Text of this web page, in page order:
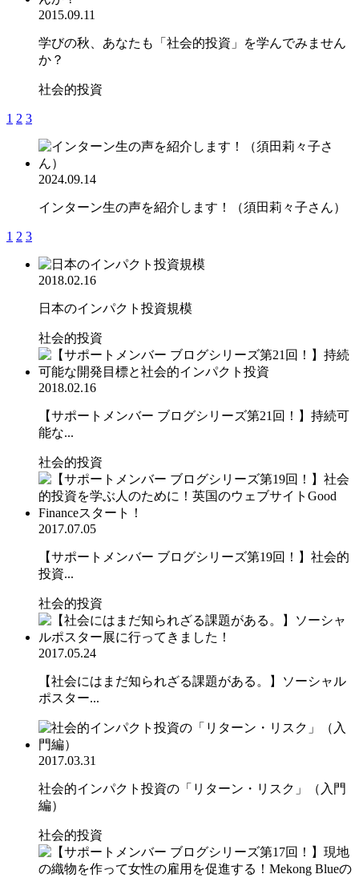
2015.09.11
学びの秋、あなたも「社会的投資」を学んでみません
か？
社会的投資
1 2 3
2024.09.14
インターン生の声を紹介します！（須田莉々子さん）
1 2 3
2018.02.16
日本のインパクト投資規模
社会的投資
2018.02.16
【サポートメンバー ブログシリーズ第21回！】持続可
能な...
社会的投資
2017.07.05
【サポートメンバー ブログシリーズ第19回！】社会的
投資...
社会的投資
2017.05.24
【社会にはまだ知られざる課題がある。】ソーシャル
ポスター...
2017.03.31
社会的インパクト投資の「リターン・リスク」（入門
編）
社会的投資